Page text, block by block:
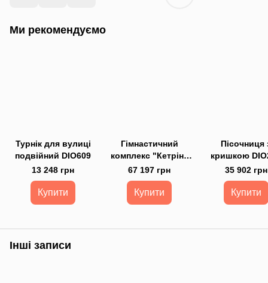
Ми рекомендуємо
Турнік для вулиці
подвійний DIO609
13 248 грн
Купити
Гімнастичний
комплекс "Кетрін"
DIO678
67 197 грн
Купити
Пісочниця
кришкою
35 902 грн
Купити
Інші записи